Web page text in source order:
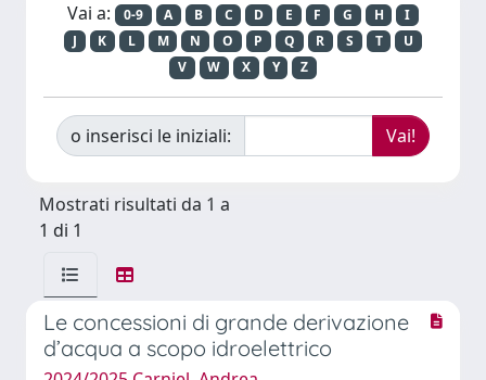
Vai a: 0-9 A B C D E F G H
I
J
K L M N O P Q R S T
U
V
W X Y Z
o inserisci le iniziali:
Mostrati risultati da 1 a
1 di 1
Le concessioni di grande derivazione
d’acqua a scopo idroelettrico